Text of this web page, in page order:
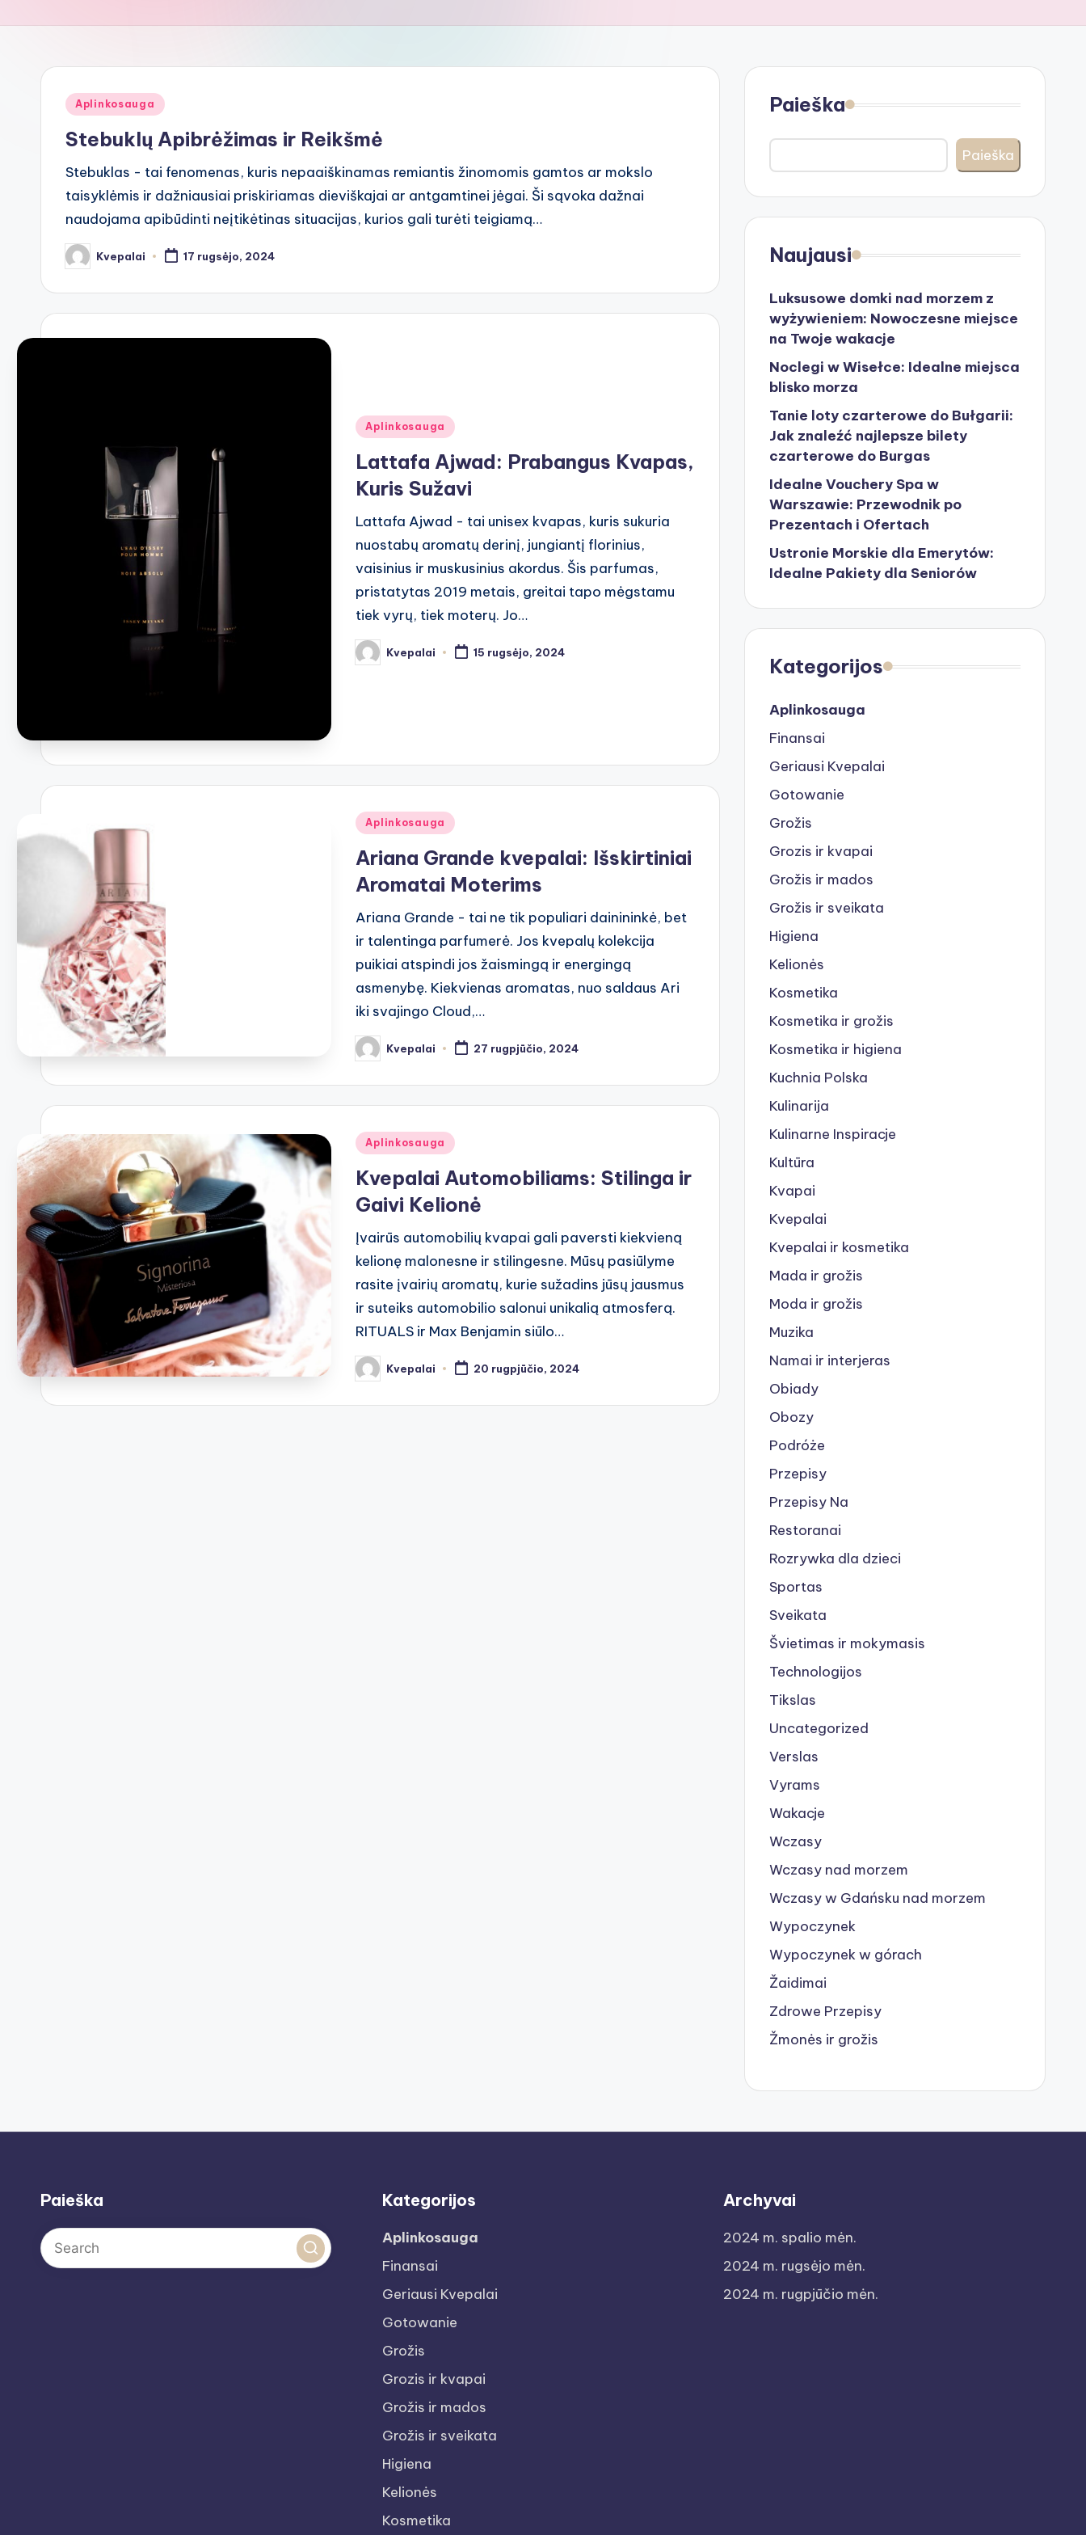
Posted
Aplinkosauga
Stebuklų Apibrėžimas ir Reikšmė
Stebuklas - tai fenomenas, kuris nepaaiškinamas remiantis žinomomis gamtos ar mokslo
taisyklėmis ir dažniausiai priskiriamas dieviškajai ar antgamtinei jėgai. Ši sąvoka dažnai
naudojama apibūdinti neįtikėtinas situacijas, kurios gali turėti teigiamą…
Posted
by
Kvepalai 17 rugsėjo, 2024
Posted
Aplinkosauga
Lattafa Ajwad: Prabangus Kvapas,
Kuris Sužavi
Lattafa Ajwad - tai unisex kvapas, kuris sukuria
nuostabų aromatų derinį, jungiantį florinius,
vaisinius ir muskusinius akordus. Šis parfumas,
pristatytas 2019 metais, greitai tapo mėgstamu
tiek vyrų, tiek moterų. Jo…
Posted
by
Kvepalai 15 rugsėjo, 2024
Posted
Aplinkosauga
Ariana Grande kvepalai: Išskirtiniai
Aromatai Moterims
Ariana Grande - tai ne tik populiari dainininkė, bet
ir talentinga parfumerė. Jos kvepalų kolekcija
puikiai atspindi jos žaismingą ir energingą
asmenybę. Kiekvienas aromatas, nuo saldaus Ari
iki svajingo Cloud,…
Posted
by
Kvepalai 27 rugpjūčio, 2024
Posted
Aplinkosauga
Kvepalai Automobiliams: Stilinga ir
Gaivi Kelionė
Įvairūs automobilių kvapai gali paversti kiekvieną
kelionę malonesne ir stilingesne. Mūsų pasiūlyme
rasite įvairių aromatų, kurie sužadins jūsų jausmus
ir suteiks automobilio salonui unikalią atmosferą.
RITUALS ir Max Benjamin siūlo…
Posted
by
Kvepalai 20 rugpjūčio, 2024
Paieška
Paieška
Naujausi
Luksusowe domki nad morzem z
wyżywieniem: Nowoczesne miejsce
na Twoje wakacje
Noclegi w Wisełce: Idealne miejsca
blisko morza
Tanie loty czarterowe do Bułgarii:
Jak znaleźć najlepsze bilety
czarterowe do Burgas
Idealne Vouchery Spa w
Warszawie: Przewodnik po
Prezentach i Ofertach
Ustronie Morskie dla Emerytów:
Idealne Pakiety dla Seniorów
Kategorijos
Aplinkosauga
Finansai
Geriausi Kvepalai
Gotowanie
Grožis
Grozis ir kvapai
Grožis ir mados
Grožis ir sveikata
Higiena
Kelionės
Kosmetika
Kosmetika ir grožis
Kosmetika ir higiena
Kuchnia Polska
Kulinarija
Kulinarne Inspiracje
Kultūra
Kvapai
Kvepalai
Kvepalai ir kosmetika
Mada ir grožis
Moda ir grožis
Muzika
Namai ir interjeras
Obiady
Obozy
Podróże
Przepisy
Przepisy Na
Restoranai
Rozrywka dla dzieci
Sportas
Sveikata
Švietimas ir mokymasis
Technologijos
Tikslas
Uncategorized
Verslas
Vyrams
Wakacje
Wczasy
Wczasy nad morzem
Wczasy w Gdańsku nad morzem
Wypoczynek
Wypoczynek w górach
Žaidimai
Zdrowe Przepisy
Žmonės ir grožis
Paieška Kategorijos
Aplinkosauga
Finansai
Geriausi Kvepalai
Gotowanie
Grožis
Grozis ir kvapai
Grožis ir mados
Grožis ir sveikata
Higiena
Kelionės
Kosmetika
Archyvai
2024 m. spalio mėn.
2024 m. rugsėjo mėn.
2024 m. rugpjūčio mėn.